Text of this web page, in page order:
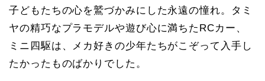
子どもたちの心を鷲づかみにした永遠の憧れ。タミ
ヤの精巧なプラモデルや遊び心に満ちたRCカー、
ミニ四駆は、メカ好きの少年たちがこぞって入手し
たかったものばかりでした。